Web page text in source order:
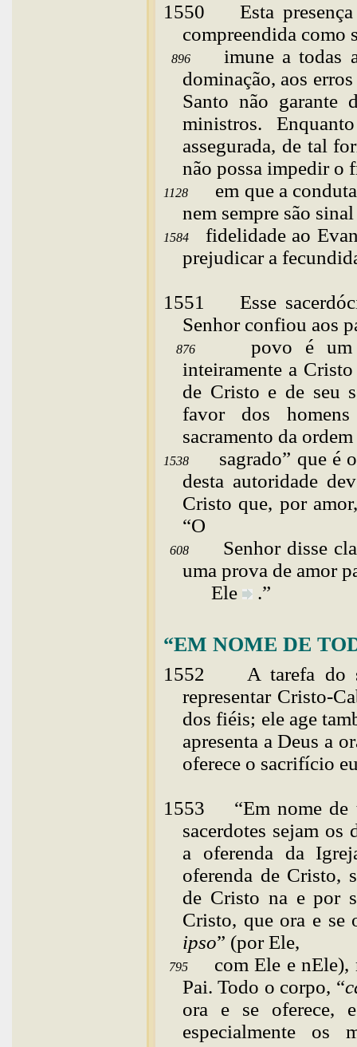
1550 Esta
compreendida como
896
imune a todas
dominação, aos
Santo não garante
ministros.
assegurada, de tal
não possa impedir o
1128 em que a
nem sempre são
1584fidelidade ao
prejudicar a
1551 Esse
Senhor confiou aos
876 povo é
inteiramente a
de Cristo e de seu
favor dos
sacramento da
1538 sagrado” que é
desta autoridade
Cristo que, por
“O
608 Senhor disse
uma prova de amor
Ele
.”
“EM NOME DE
1552
A tarefa do
representar Cristo-
dos fiéis; ele age
apresenta a Deus a
oferece o sacrifício
1553 “Emnome de
sacerdotes sejam os
a oferenda da
oferenda de Cristo,
de Cristo na e por
Cristo, que ora e se
ipso” (por Ele,
795 com Ele e nEle),
Pai. Todo o corpo, “
ora e se oferece,
especialmente os